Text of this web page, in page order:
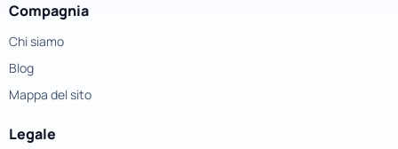
Compagnia
Chi siamo
Blog
Mappa del sito
Legale